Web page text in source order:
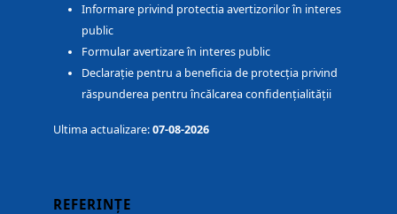
Informare privind protectia avertizorilor în interes
public
Formular avertizare în interes public
Declarație pentru a beneficia de protecția privind
răspunderea pentru încălcarea confidențialității
Ultima actualizare:07-08-2026
REFERINȚE